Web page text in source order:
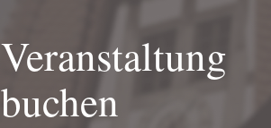
Veranstaltung
buchen